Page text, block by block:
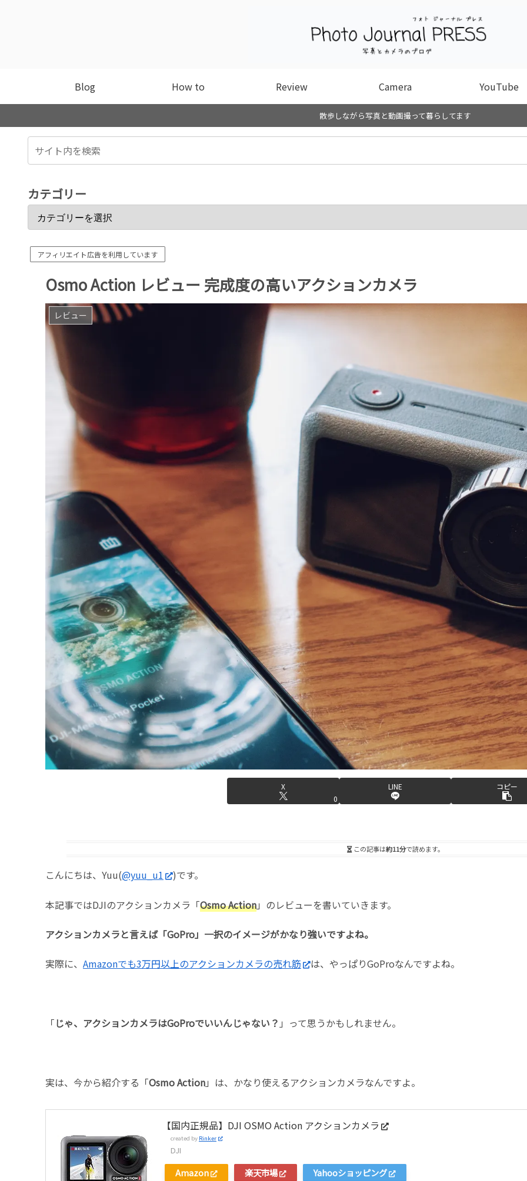
Blog How to Review Camera YouTube
散歩しながら写真と動画撮って暮らしてます
カテゴリー
アフィリエイト広告を利用しています
Osmo Action レビュー 完成度の高いアクションカメラ
レビュー
X
0
LINE コピー
この記事は約11分で読めます。
こんにちは、Yuu(@yuu_u1 )です。
本記事ではDJIのアクションカメラ「Osmo Action」のレビューを書いていきます。
アクションカメラと言えば「GoPro」一択のイメージがかなり強いですよね。
実際に、 Amazonでも3万円以上のアクションカメラの売れ筋 は、やっぱりGoProなんですよね。
「じゃ、アクションカメラはGoProでいいんじゃない？ 」って思うかもしれません。
実は、今から紹介する「Osmo Action」は、かなり使えるアクションカメラなんですよ。
【国内正規品】DJI OSMO Action アクションカメラ
created by Rinker
DJI
Amazon 楽天市場 Yahooショッピング